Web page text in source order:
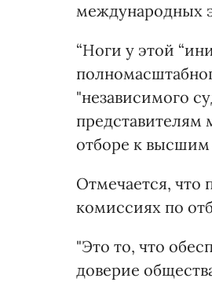
международных
“Ноги у этой
"независимого
представителям
отборе к высшим
Отмечается, что
комиссиях по
"Это то, что
доверие